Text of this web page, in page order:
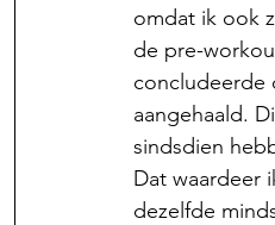
omdat ik ook
de pre-
concludeerde
aangehaald.
sindsdien
Dat waardeer
dezelfde